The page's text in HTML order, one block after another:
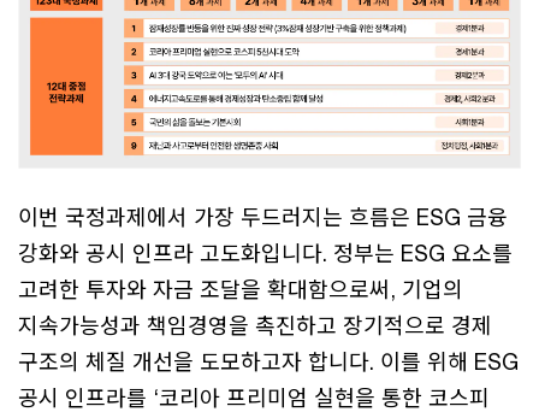
이번 국정과제에서 가장 두드러지는 흐름은 ESG 금융
강화와 공시 인프라 고도화입니다. 정부는 ESG 요소를
고려한 투자와 자금 조달을 확대함으로써, 기업의
지속가능성과 책임경영을 촉진하고 장기적으로 경제
구조의 체질 개선을 도모하고자 합니다. 이를 위해 ESG
공시 인프라를 ‘코리아 프리미엄 실현을 통한 코스피